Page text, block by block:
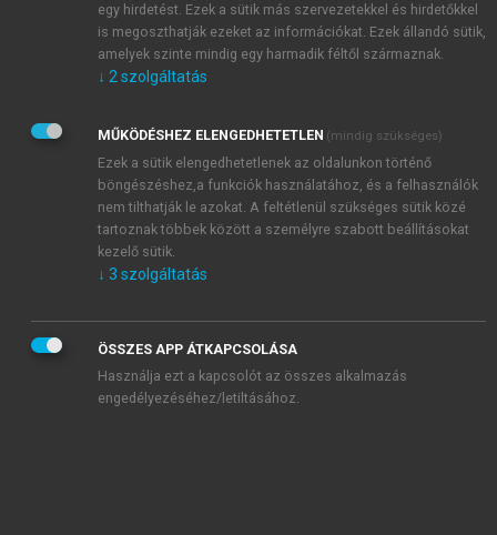
Kérek értesítést a MeRSZ újdonságairól, akcióiról.
Kérek értesítést az Akadémiai Kiadó Zrt. újdonságairól,
Adatkezelési tájékoztatóbanfoglaltakat tudomásul
veszem és elfogadom.
Általános vásárlási feltételeket, valamint a szotar.netés a
mersz.huoldalak licencszerződéseiben foglaltakat
tudomásul veszem és elfogadom.
KIPRÓBÁLOM
egy hirdetést. Ezek a sütik más szervezetekkel és hirdetőkkel
is megoszthatják ezeket az információkat. Ezek állandó sütik,
amelyek szinte mindig egy harmadik féltől származnak.
↓ 2 szolgáltatás
MŰKÖDÉSHEZ ELENGEDHETETLEN (mindig szükséges)
Ezek a sütik elengedhetetlenek az oldalunkon történő
böngészéshez,a funkciók használatához, és a felhasználók
nem tilthatják le azokat. A feltétlenül szükséges sütik közé
tartoznak többek között a személyre szabott beállításokat
kezelő sütik.
↓ 3 szolgáltatás
ÖSSZES APP ÁTKAPCSOLÁSA
Használja ezt a kapcsolót az összes alkalmazás
engedélyezéséhez/letiltásához.